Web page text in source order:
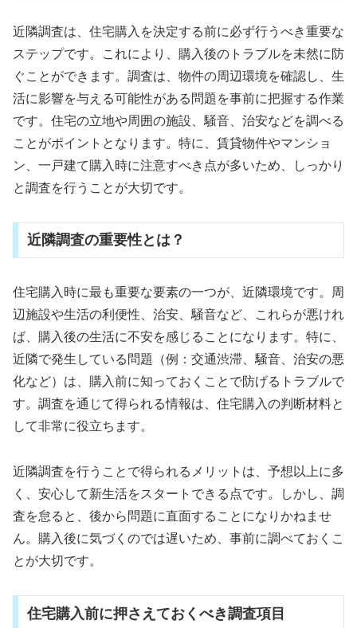
近隣調査は、住宅購入を決定する前に必ず行うべき重要な
ステップです。これにより、購入後のトラブルを未然に防
ぐことができます。調査は、物件の周辺環境を確認し、生
活に影響を与える可能性がある問題を事前に把握する作業
です。住宅の立地や周囲の施設、騒音、治安などを調べる
ことがポイントとなります。特に、賃貸物件やマンショ
ン、一戸建て購入時に注意すべき点が多いため、しっかり
と調査を行うことが大切です。
近隣調査の重要性とは？
住宅購入時に最も重要な要素の一つが、近隣環境です。周
辺施設や生活の利便性、治安、騒音など、これらが悪けれ
ば、購入後の生活に不安を感じることになります。特に、
近隣で発生している問題（例：交通渋滞、騒音、治安の悪
化など）は、購入前に知っておくことで防げるトラブルで
す。調査を通じて得られる情報は、住宅購入の判断材料と
して非常に役立ちます。
近隣調査を行うことで得られるメリットは、予想以上に多
く、安心して新生活をスタートできる点です。しかし、調
査を怠ると、後から問題に直面することになりかねませ
ん。購入後に気づくのでは遅いため、事前に調べておくこ
とが大切です。
住宅購入前に押さえておくべき調査項目